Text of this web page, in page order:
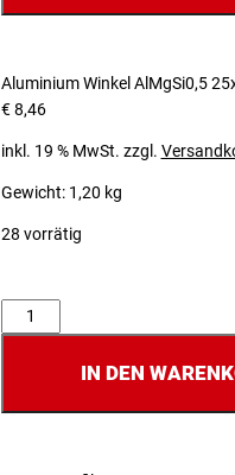
Aluminium Winkel AlMgSi0,5
€8,46
inkl. 19 % MwSt. zzgl.
Gewicht: 1,20 kg
28 vorrätig
Anzahl
IN DEN